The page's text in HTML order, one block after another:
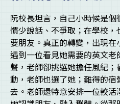
阮校長坦言，自己小時候是
慣少說話、不爭取；在學校
要朋友。真正的轉變，出現
遇到一位看見她需要的英文
聲，老師卻挑選她擔任風紀
動，老師也選了她；難得的
去。老師還特意安排一位較